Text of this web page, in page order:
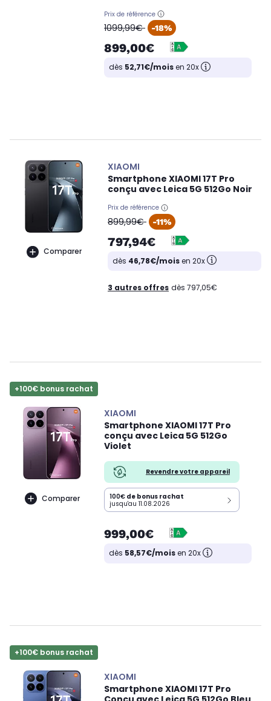
Prix de référence
oldPrice
1099,99€ -18%
899,00€
dès 52,71€/moisen 20x
Comparer
XIAOMI
Smartphone XIAOMI 17T Pro
conçu avec Leica 5G 512Go Noir
Prix de référence
oldPrice
899,99€ -11%
797,94€
dès 46,78€/moisen 20x
3 autres offres dès 797,05€
+100€ bonus rachat
Comparer
XIAOMI
Smartphone XIAOMI 17T Pro
conçu avec Leica 5G 512Go
Violet
Revendre votre appareil
100€ de bonus rachat
jusqu'au 11.08.2026
999,00€
dès 58,57€/moisen 20x
+100€ bonus rachat
XIAOMI
Smartphone XIAOMI 17T Pro